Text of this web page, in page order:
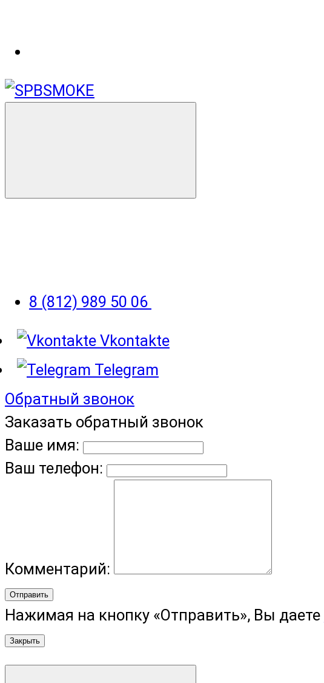
8 (812) 989 50 06
Vkontakte
Telegram
Обратный звонок
Заказать обратный звонок
Ваше имя:
Ваш телефон:
Комментарий:
Отправить
Нажимая на кнопку «Отправить», Вы даете
Закрыть